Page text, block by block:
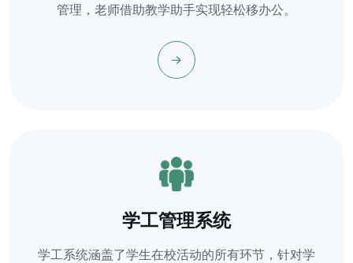
管理，老师借助教学助手实现轻松移办公。
学工管理系统
学工系统涵盖了学生在校活动的所有环节，针对学